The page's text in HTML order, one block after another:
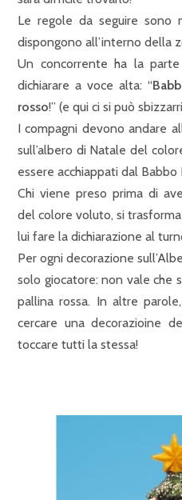
Le regole da seguire sono
dispongono all’interno della
Un concorrente ha la
dichiarare a voce alta: “
rosso!” (e qui ci si può
I compagni devono andare
sull’albero di Natale del
essere acchiappati dal
Chi viene preso prima di
del colore voluto, si
lui fare la dichiarazione al
Per ogni decorazione
solo giocatore: non vale che
pallina rossa. In altre
cercare una decorazioine
toccare tutti la stessa!